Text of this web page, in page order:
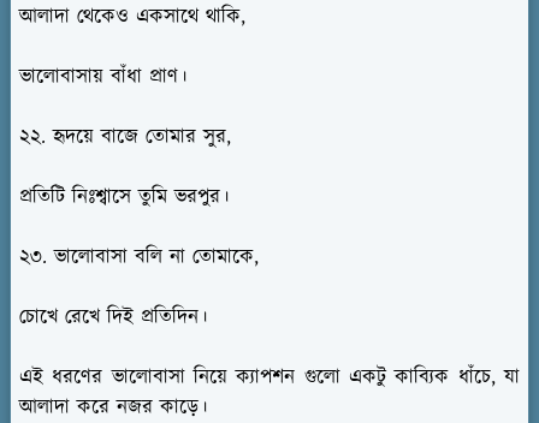
আলাদা থেকেও একসাথে থাকি,
ভালোবাসায় বাঁধা প্রাণ।
২২. হৃদয়ে বাজে তোমার সুর,
প্রতিটি নিঃশ্বাসে তুমি ভরপুর।
২৩. ভালোবাসা বলি না তোমাকে,
চোখে রেখে দিই প্রতিদিন।
এই ধরণের ভালোবাসা নিয়ে ক্যাপশন গুলো একটু কাব্যিক ধাঁচে, যা
আলাদা করে নজর কাড়ে।